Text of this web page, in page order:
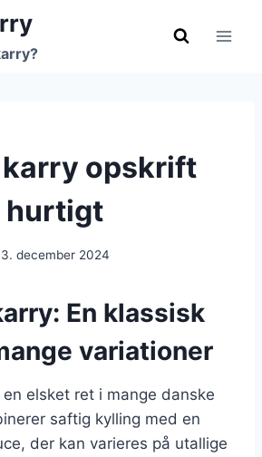
opskrift
hurtigt
december 2024
En klassisk
variationer
en elsket ret i mange danske
saftig kylling med en
der kan varieres på utallige